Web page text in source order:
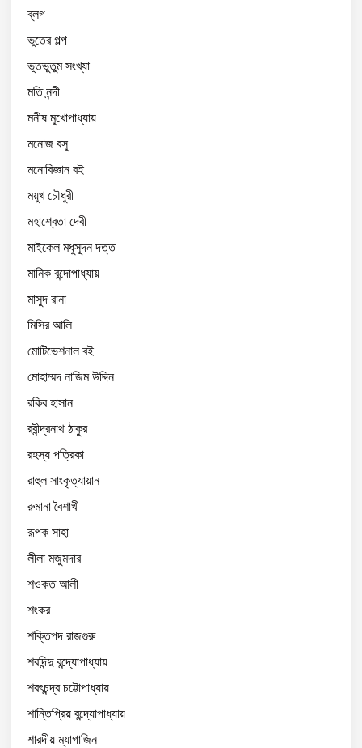
ব্লগ
ভুতের গল্প
ভূতভুতুম সংখ্যা
মতি নন্দী
মনীষ মুখোপাধ্যায়
মনোজ বসু
মনোবিজ্ঞান বই
ময়ুখ চৌধুরী
মহাশ্বেতা দেবী
মাইকেল মধুসূদন দত্ত
মানিক বন্দোপাধ্যায়
মাসুদ রানা
মিসির আলি
মোটিভেশনাল বই
মোহাম্মদ নাজিম উদ্দিন
রকিব হাসান
রবীন্দ্রনাথ ঠাকুর
রহস্য পত্রিকা
রাহুল সাংকৃত্যায়ান
রুমানা বৈশাখী
রূপক সাহা
লীলা মজুমদার
শওকত আলী
শংকর
শক্তিপদ রাজগুরু
শরদিন্দু বন্দ্যোপাধ্যায়
শরৎচন্দ্র চট্টোপাধ্যায়
শান্তিপ্রিয় বন্দ্যোপাধ্যায়
শারদীয় ম্যাগাজিন